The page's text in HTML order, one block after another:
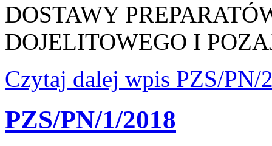
DOSTAWY
DOJELITOWEGO I
Czytaj dalej wpis PZS/PN/
PZS/PN/1/2018